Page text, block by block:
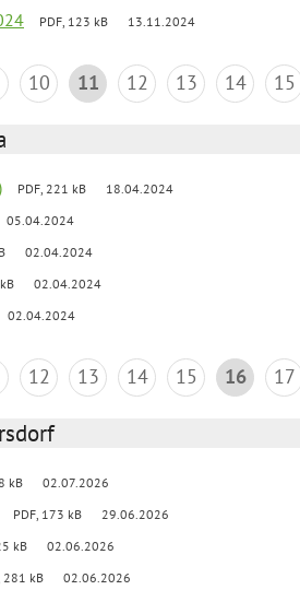
PDF, 123 kB 13.11.2024
10 11 12 13 14 15
PDF, 221 kB 18.04.2024
05.04.2024
02.04.2024
02.04.2024
02.04.2024
12 13 14 15 16 17
kB 02.07.2026
PDF, 173 kB 29.06.2026
kB 02.06.2026
281 kB 02.06.2026